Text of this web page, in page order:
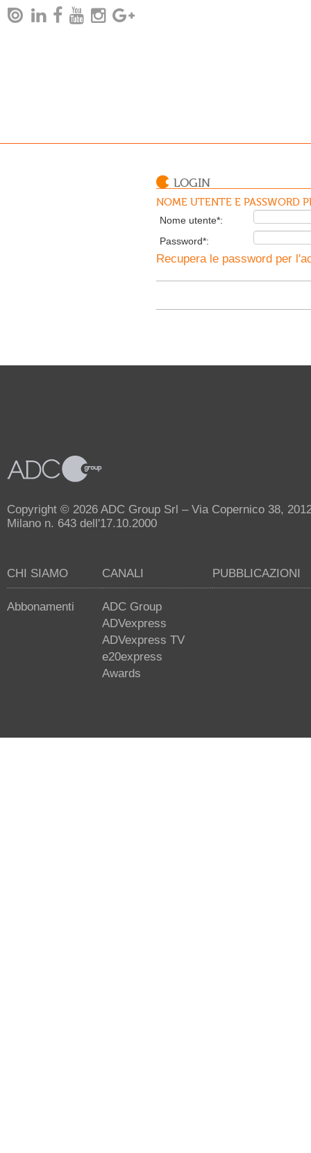
LOGIN
NOME UTENTE E PASSWORD
Nome utente*:
Password*:
Recupera le password per
Copyright © 2026 ADC Group Srl – Via Copernico 38,
Milano n. 643 dell'17.10.2000
CHI SIAMO
Abbonamenti
CANALI
ADC Group
ADVexpress
ADVexpress TV
e20express
Awards
PUBBLICAZIONI